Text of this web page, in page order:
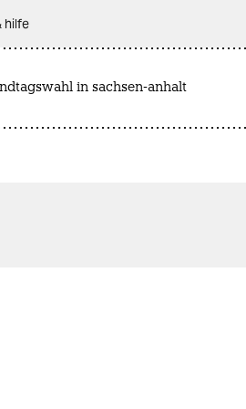
hilfe
in sachsen-anhalt